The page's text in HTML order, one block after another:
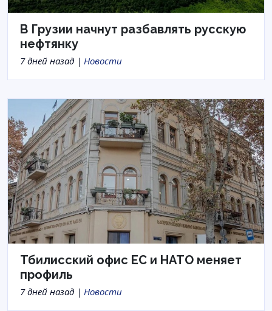
В Грузии начнут разбавлять русскую
нефтянку
7 дней назад | Новости
Тбилисский офис ЕС и НАТО меняет
профиль
7 дней назад | Новости